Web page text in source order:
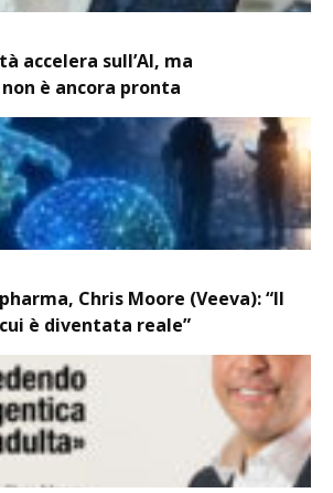
accelera sull’AI, ma
è ancora pronta
Chris Moore (Veeva): “Il
cui è diventata reale”